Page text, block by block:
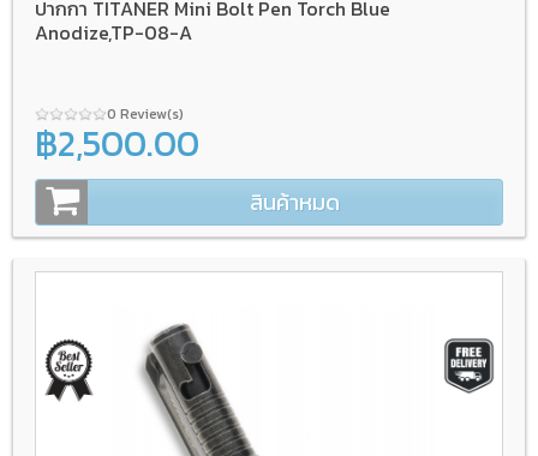
ปากกา TITANER Mini Bolt Pen Torch Blue
Anodize,TP-08-A
0 Review(s)
฿2,500.00
สินค้าหมด